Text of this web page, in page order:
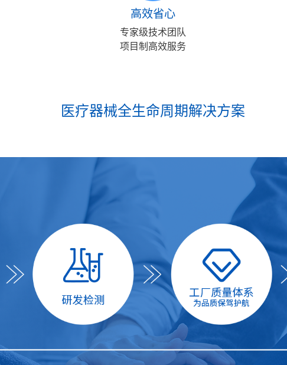
高效省心
专家级技术团队
项目制高效服务
医疗器械全生命周期解决方案